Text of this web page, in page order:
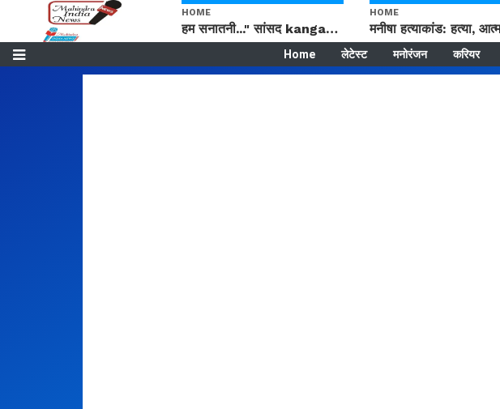
HOME
हम सनातनी..." सांसद kangana Ranaut से क्या बोली लड़की? Viral Jantar-Mantar | CJP protest
HOME
Home लेटेस्ट मनोरंजन करियर